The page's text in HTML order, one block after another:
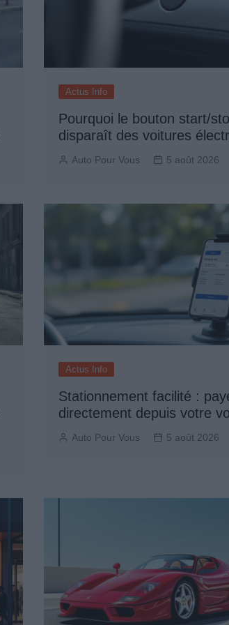
Actus Info
Pourquoi le bouton start/
disparaît des voitures
Auto Pour Vous 5 août 2026
Actus Info
Stationnement facilité :
directement depuis votre
Auto Pour Vous 5 août 2026